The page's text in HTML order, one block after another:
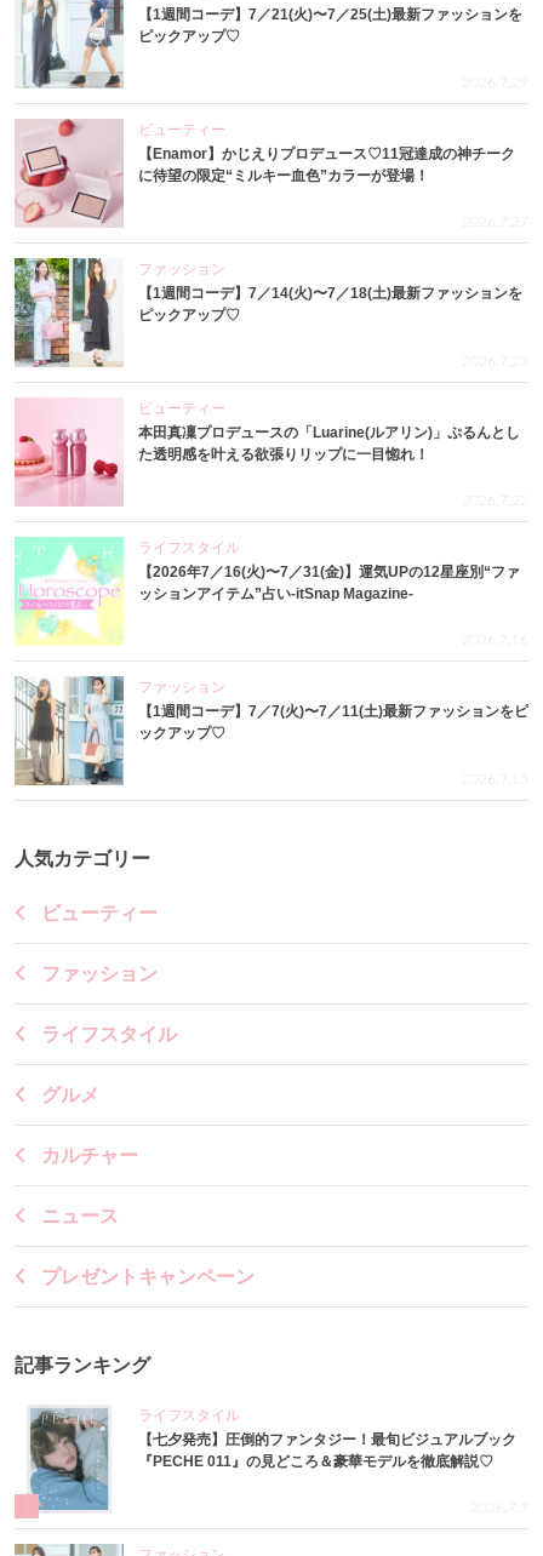
【1週間コーデ】7／21(火)〜7／25(土)最新ファッションを
ピックアップ♡
2026.7.29
ビューティー
【Enamor】かじえりプロデュース♡11冠達成の神チーク
に待望の限定“ミルキー血色”カラーが登場！
2026.7.27
ファッション
【1週間コーデ】7／14(火)〜7／18(土)最新ファッションを
ピックアップ♡
2026.7.23
ビューティー
本田真凜プロデュースの「Luarine(ルアリン)」ぷるんとし
た透明感を叶える欲張りリップに一目惚れ！
2026.7.22
ライフスタイル
【2026年7／16(火)〜7／31(金)】運気UPの12星座別“ファ
ッションアイテム”占い-itSnap Magazine-
2026.7.16
ファッション
【1週間コーデ】7／7(火)〜7／11(土)最新ファッションをピ
ックアップ♡
2026.7.15
人気カテゴリー
ビューティー
ファッション
ライフスタイル
グルメ
カルチャー
ニュース
プレゼントキャンペーン
記事ランキング
ライフスタイル
【七夕発売】圧倒的ファンタジー！最旬ビジュアルブック
『PECHE 011』の見どころ＆豪華モデルを徹底解説♡
2026.7.7